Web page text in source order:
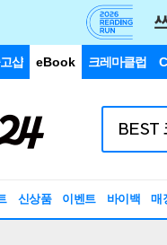
샵 eBook 크레마클럽
신상품 이벤트 바이백 매